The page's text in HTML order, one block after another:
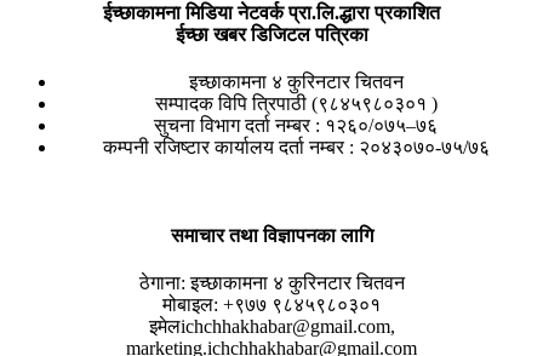
ईच्छाकामना मिडिया नेटवर्क प्रा.लि.द्धारा प्रकाशित
ईच्छा खबर डिजिटल पत्रिका
इच्छाकामना ४ कुरिनटार चितवन
सम्पादक विपि त्रिपाठी (९८४५९८०३०१ )
सुचना विभाग दर्ता नम्बर : १२६०/०७५–७६
कम्पनी रजिष्टार कार्यालय दर्ता नम्बर : २०४३०७०-७५/७६
समाचार तथा विज्ञापनका लागि
ठेगाना: इच्छाकामना ४ कुरिनटार चितवन
मोबाइल: +९७७ ९८४५९८०३०१
इमेलichchhakhabar@gmail.com,
marketing.ichchhakhabar@gmail.com